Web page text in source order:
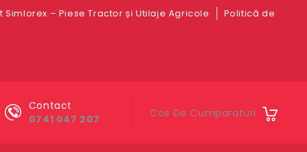
Simlorex – Piese Tractor și Utilaje Agricole Politică de
Cos De Cumparaturi
Contact
0741 047 207